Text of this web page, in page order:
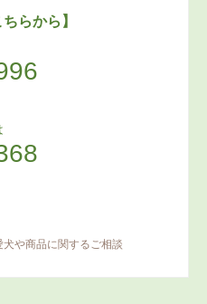
らから】
や商品に関するご相談